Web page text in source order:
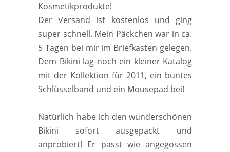
Kosmetikprodukte!
Der Versand ist kostenlos und ging
super schnell. Mein Päckchen war in ca.
5 Tagen bei mir im Briefkasten gelegen.
Dem Bikini lag noch ein kleiner Katalog
mit der Kollektion für 2011, ein buntes
Schlüsselband und ein Mousepad bei!
Natürlich habe ich den wunderschönen
Bikini sofort ausgepackt und
anprobiert! Er passt wie angegossen